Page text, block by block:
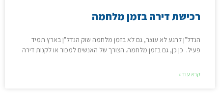
רכישת דירה בזמן מלחמה
הנדל"ן לרגע לא עוצר, גם לא בזמן מלחמה שוק הנדל"ן בארץ תמיד
פעיל. כן כן, גם בזמן מלחמה. הצורך של האנשים למכור או לקנות דירה
קרא עוד »